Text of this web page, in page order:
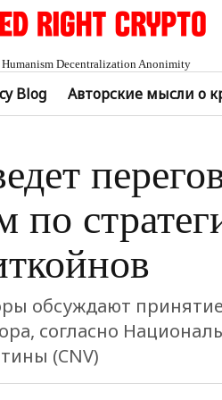
Humanism Decentralization Anonimity
Blog Авторские мысли о
по
обсуждают
согласно
(CNV)